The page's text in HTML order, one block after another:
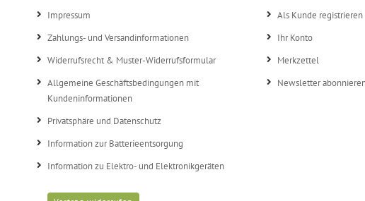
Impressum
Zahlungs- und Versandinformationen
Widerrufsrecht & Muster-Widerrufsformular
Allgemeine Geschäftsbedingungen mit
Kundeninformationen
Privatsphäre und Datenschutz
Information zur Batterieentsorgung
Information zu Elektro- und Elektronikgeräten
Als Kunde registrieren
Ihr Konto
Merkzettel
Newsletter